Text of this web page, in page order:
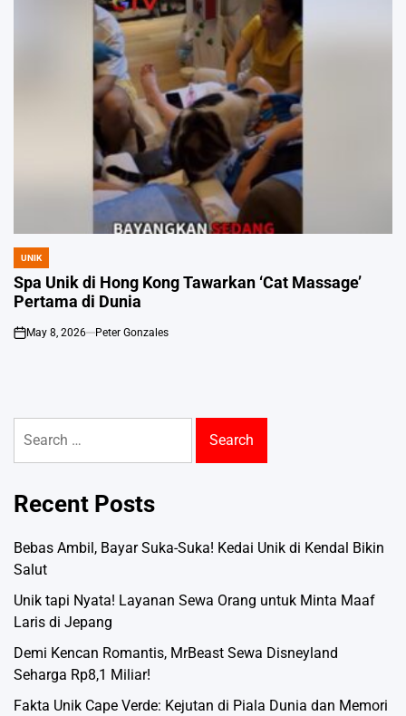
POSTED
IN
UNIK
Spa Unik di Hong Kong Tawarkan ‘Cat Massage’
Pertama di Dunia
on
May 8, 2026 Peter Gonzales
for:
Recent Posts
Bebas Ambil, Bayar Suka-Suka! Kedai Unik di Kendal Bikin
Salut
Unik tapi Nyata! Layanan Sewa Orang untuk Minta Maaf
Laris di Jepang
Demi Kencan Romantis, MrBeast Sewa Disneyland
Seharga Rp8,1 Miliar!
Fakta Unik Cape Verde: Kejutan di Piala Dunia dan Memori